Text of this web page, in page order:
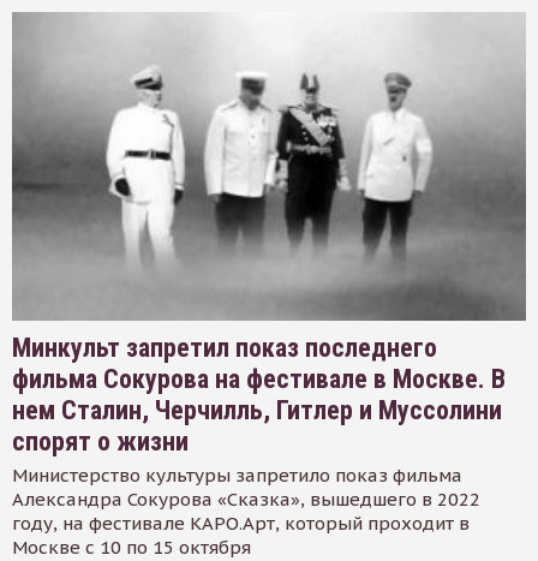
Минкульт запретил показ последнего
фильма Сокурова на фестивале в Москве. В
нем Сталин, Черчилль, Гитлер и Муссолини
спорят о жизни
Министерство культуры запретило показ фильма
Александра Сокурова «Сказка», вышедшего в 2022
году, на фестивале КАРО.Арт, который проходит в
Москве с 10 по 15 октября